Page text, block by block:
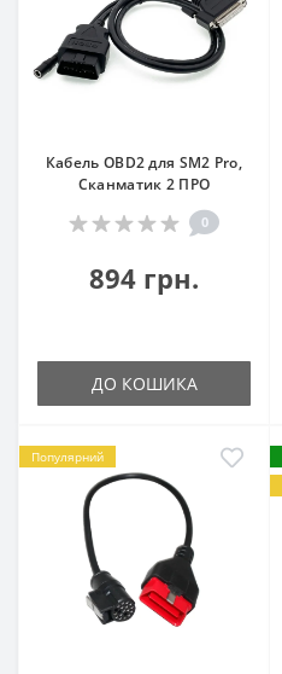
Кабель OBD2 для SM2 Pro,
Сканматик 2 ПРО
0
894 грн.
ДО КОШИКА
Популярний